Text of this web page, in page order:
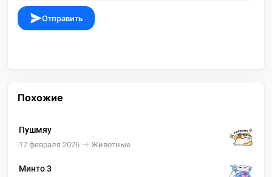
Отправить
Похожие
Пушмяу
17 февраля 2026 Животные
Минто 3